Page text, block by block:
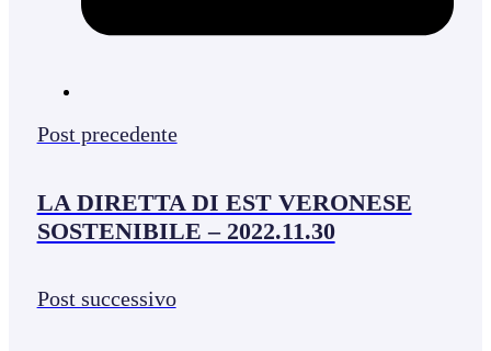
Post precedente
LA DIRETTA DI EST VERONESE
SOSTENIBILE – 2022.11.30
Post successivo